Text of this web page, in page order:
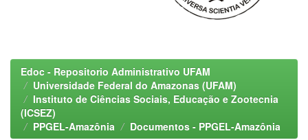
Edoc - Repositorio Administrativo UFAM
Universidade Federal do Amazonas (UFAM)
Instituto de Ciências Sociais, Educação e Zootecnia
(ICSEZ)
PPGEL-Amazônia
Documentos - PPGEL-Amazônia